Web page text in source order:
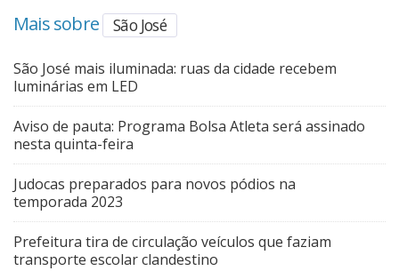
Mais sobre São José
São José mais iluminada: ruas da cidade recebem
luminárias em LED
Aviso de pauta: Programa Bolsa Atleta será assinado
nesta quinta-feira
Judocas preparados para novos pódios na
temporada 2023
Prefeitura tira de circulação veículos que faziam
transporte escolar clandestino